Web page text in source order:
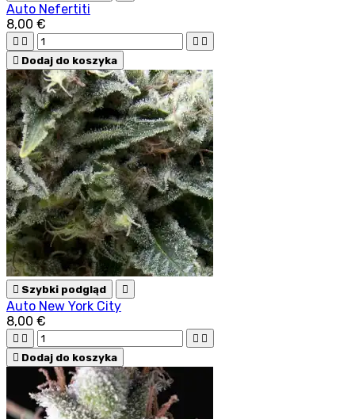
Auto Nefertiti
8,00 €
   
 Dodaj do koszyka
 Szybki podgląd 
Auto New York City
8,00 €
   
 Dodaj do koszyka